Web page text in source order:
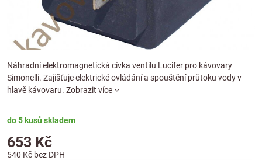
Náhradní elektromagnetická cívka ventilu Lucifer pro kávovary
Simonelli. Zajišťuje elektrické ovládání a spouštění průtoku vody v
hlavě kávovaru. Zobrazit více
do 5 kusů skladem
653 Kč
540 Kč bez DPH